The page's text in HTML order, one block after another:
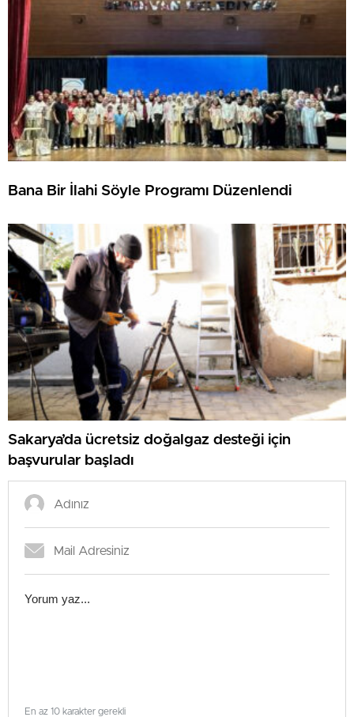
Bana Bir İlahi Söyle Programı Düzenlendi
Sakarya’da ücretsiz doğalgaz desteği için
başvurular başladı
En az 10 karakter gerekli